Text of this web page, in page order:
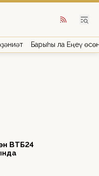
Барыһы ла Еңеү
ВТБ24